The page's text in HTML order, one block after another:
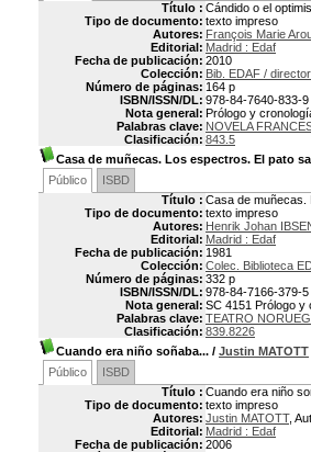
Título : Cándido o el
Tipo de documento: texto impreso
Autores: François Marie
Editorial: Madrid : Edaf
Fecha de publicación: 2010
Colección: Bib. EDAF /
Número de páginas: 164 p
ISBN/ISSN/DL: 978-84-7640-833-9
Nota general: Prólogo y
Palabras clave: NOVELA
Clasificación: 843.5
Casa de muñecas. Los espectros. El pato
Público
ISBD
Título : Casa de muñecas.
Tipo de documento: texto impreso
Autores: Henrik Johan
Editorial: Madrid : Edaf
Fecha de publicación: 1981
Colección: Colec. Biblioteca
Número de páginas: 332 p
ISBN/ISSN/DL: 978-84-7166-379-5
Nota general: SC 4151 Prólogo y
Palabras clave: TEATRO
Clasificación: 839.8226
Cuando era niño soñaba... / Justin MATOTT
Público
ISBD
Título : Cuando era niño
Tipo de documento: texto impreso
Autores: Justin MATOTT,
Editorial: Madrid : Edaf
Fecha de publicación: 2006